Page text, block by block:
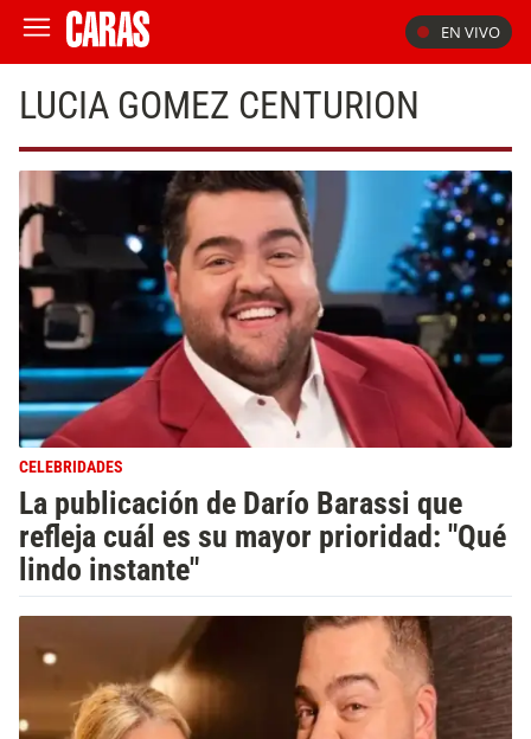
EN VIVO
LUCIA GOMEZ CENTURION
CELEBRIDADES
La publicación de Darío Barassi que
refleja cuál es su mayor prioridad: "Qué
lindo instante"